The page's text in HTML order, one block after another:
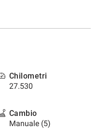
Chilometri
27.530
Cambio
Manuale (5)